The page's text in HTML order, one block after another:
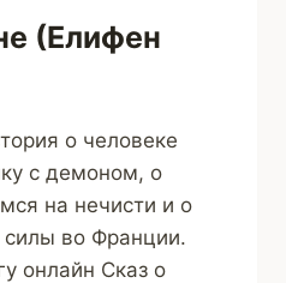
(Елифен
о человеке
с демоном, о
на нечисти и о
силы во Франции.
онлайн Сказ о